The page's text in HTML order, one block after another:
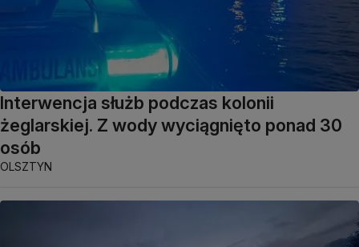
Interwencja służb podczas kolonii
żeglarskiej. Z wody wyciągnięto ponad 30
osób
OLSZTYN